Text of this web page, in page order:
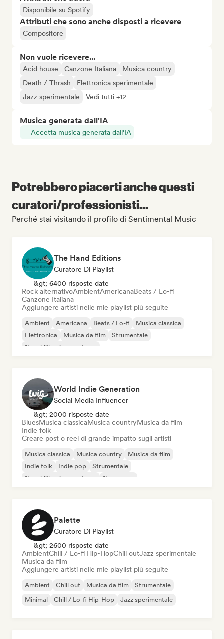
Disponibile su Spotify
Attributi che sono anche disposti a ricevere
Compositore
Non vuole ricevere...
Acid house Canzone Italiana
Musica country
Death / Thrash
Elettronica sperimentale
Jazz sperimentale
Vedi tutti +12
Musica generata dall'IA
Accetta musica generata dall'IA
Potrebbero piacerti anche questi
curatori/professionisti...
Perché stai visitando il profilo di Sentimental Music
The Hand Editions
Curatore Di Playlist
&gt; 6400 risposte date
Rock alternativoAmbientAmericanaBeats / Lo-fi
Canzone Italiana
Aggiungere artisti nelle mie playlist più seguite
Ambient Americana Beats / Lo-fi
Musica classica
Elettronica
Musica da film
Strumentale
Neo / Classico moderno
World Indie Generation
Social Media Influencer
&gt; 2000 risposte date
BluesMusica classicaMusica countryMusica da film
Indie folk
Creare post o reel di grande impatto sugli artisti
Musica classica Musica country
Musica da film
Indie folk
Indie pop
Strumentale
Neo / Classico moderno
New wave
Palette
Curatore Di Playlist
&gt; 2600 risposte date
AmbientChill / Lo-fi Hip-HopChill outJazz sperimentale
Musica da film
Aggiungere artisti nelle mie playlist più seguite
Ambient Chill out Musica da film
Strumentale
Minimal
Chill / Lo-fi Hip-Hop Jazz sperimentale